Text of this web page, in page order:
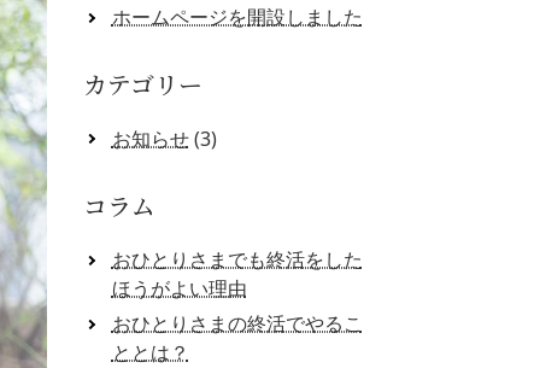
ホームページを開設しました
カテゴリー
お知らせ(3)
コラム
おひとりさまでも終活をした
ほうがよい理由
おひとりさまの終活でやるこ
ととは？